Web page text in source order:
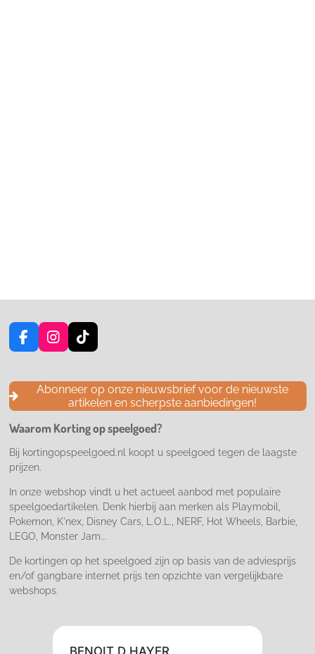
F
a
e
o
k
I
n
t
a
g
r
a
m
T
i
T
o
k
Abonneer op onze nieuwsbrief voor de nieuwste
artikelen en scherpste aanbiedingen!
Waarom Korting op speelgoed?
Bij kortingopspeelgoed.nl koopt u speelgoed tegen de laagste
prijzen.
In onze webshop vindt u het actueel aanbod met populaire
speelgoedartikelen. Denk hierbij aan merken als Playmobil,
Pokemon, K'nex, Disney Cars, L.O.L., NERF, Hot Wheels, Barbie,
LEGO, Monster Jam...
De kortingen op het speelgoed zijn op basis van de adviesprijs
en/of gangbare internet prijs ten opzichte van vergelijkbare
webshops.